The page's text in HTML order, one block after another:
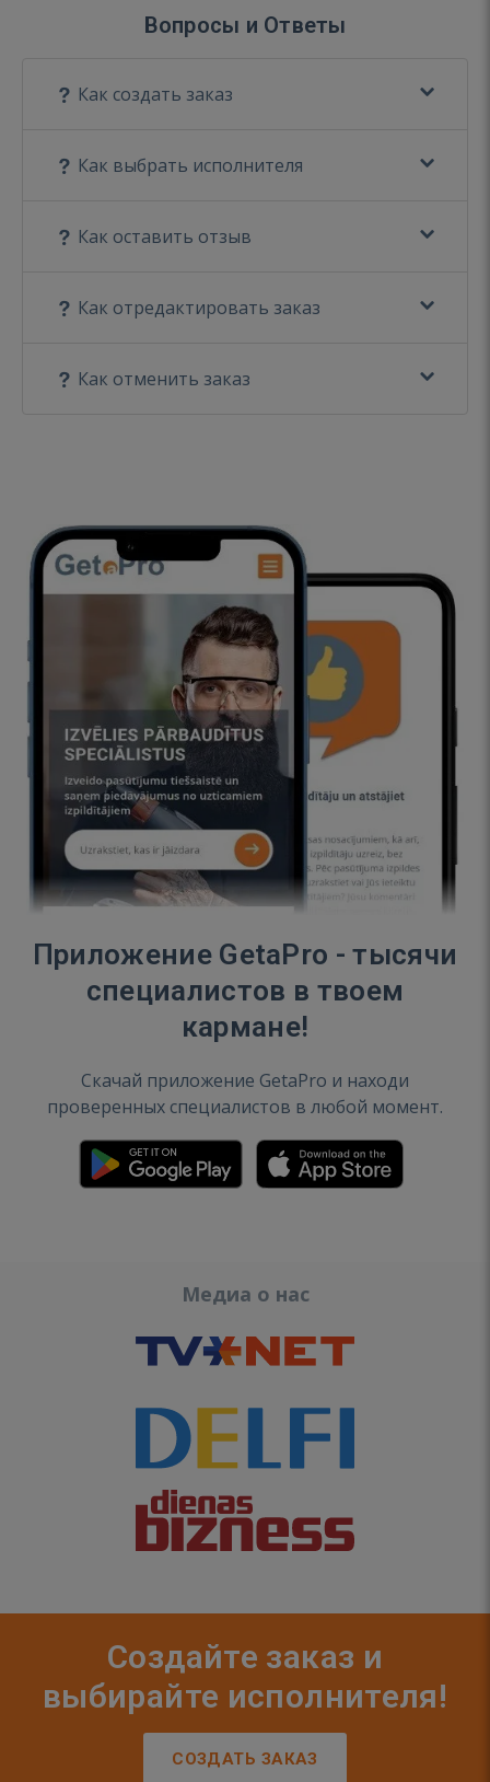
Вопросы и Ответы
Как создать заказ
Как выбрать исполнителя
Как оставить отзыв
Как отредактировать заказ
Как отменить заказ
Приложение GetaPro - тысячи
специалистов в твоем
кармане!
Скачай приложение GetaPro и находи
проверенных специалистов в любой момент.
Медиа о нас
Создайте заказ и
выбирайте исполнителя!
СОЗДАТЬ ЗАКАЗ